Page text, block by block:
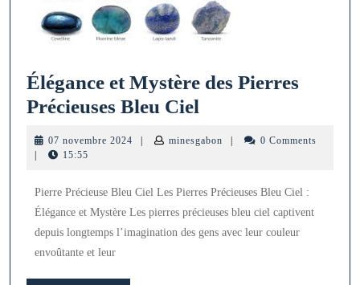
Élégance et Mystère des Pierres
Précieuses Bleu Ciel
Pierres
Précieuses
07 novembre 2024 07
minesgabon minesgabon0 Comments
15:55
Pierre Précieuse Bleu Ciel Les Pierres Précieuses Bleu Ciel :
Élégance et Mystère Les pierres précieuses bleu ciel captivent
depuis longtemps l’imagination des gens avec leur couleur
envoûtante et leur